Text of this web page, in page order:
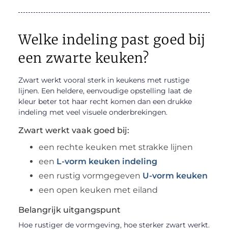
Welke indeling past goed bij
een zwarte keuken?
Zwart werkt vooral sterk in keukens met rustige
lijnen. Een heldere, eenvoudige opstelling laat de
kleur beter tot haar recht komen dan een drukke
indeling met veel visuele onderbrekingen.
Zwart werkt vaak goed bij:
een rechte keuken met strakke lijnen
een L-vorm keuken indeling
een rustig vormgegeven U-vorm keuken
een open keuken met eiland
Belangrijk uitgangspunt
Hoe rustiger de vormgeving, hoe sterker zwart werkt.